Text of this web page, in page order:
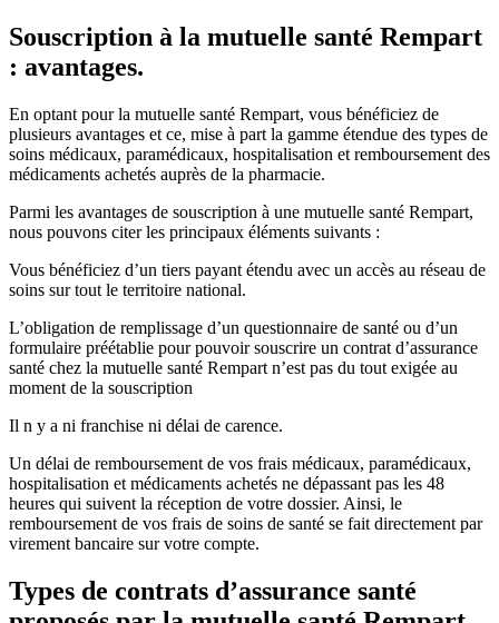
Souscription à la mutuelle santé Rempart
: avantages.
En optant pour la mutuelle santé Rempart, vous bénéficiez de
plusieurs avantages et ce, mise à part la gamme étendue des types de
soins médicaux, paramédicaux, hospitalisation et remboursement des
médicaments achetés auprès de la pharmacie.
Parmi les avantages de souscription à une mutuelle santé Rempart,
nous pouvons citer les principaux éléments suivants :
Vous bénéficiez d’un tiers payant étendu avec un accès au réseau de
soins sur tout le territoire national.
L’obligation de remplissage d’un questionnaire de santé ou d’un
formulaire préétablie pour pouvoir souscrire un contrat d’assurance
santé chez la mutuelle santé Rempart n’est pas du tout exigée au
moment de la souscription
Il n y a ni franchise ni délai de carence.
Un délai de remboursement de vos frais médicaux, paramédicaux,
hospitalisation et médicaments achetés ne dépassant pas les 48
heures qui suivent la réception de votre dossier. Ainsi, le
remboursement de vos frais de soins de santé se fait directement par
virement bancaire sur votre compte.
Types de contrats d’assurance santé